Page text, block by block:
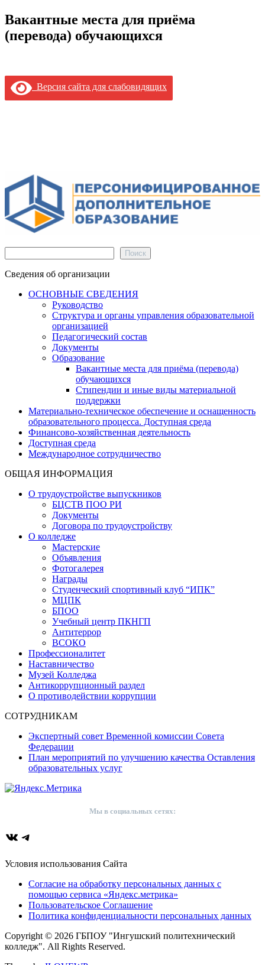
Вакантные места для приёма
(перевода) обучающихся
Версия сайта для слабовидящих
Поиск
Сведения об организации
ОСНОВНЫЕ СВЕДЕНИЯ
Руководство
Структура и органы управления образовательной
организацией
Педагогический состав
Документы
Образование
Вакантные места для приёма (перевода)
обучающихся
Стипендии и иные виды материальной
поддержки
Материально-техническое обеспечение и оснащенность
образовательного процесса. Доступная среда
Финансово-хозяйственная деятельность
Доступная среда
Международное сотрудничество
ОБЩАЯ ИНФОРМАЦИЯ
О трудоустройстве выпускников
БЦСТВ ПОО РИ
Документы
Договора по трудоустройству
О колледже
Мастерские
Объявления
Фотогалерея
Награды
Студенческий спортивный клуб “ИПК”
МЦПК
БПОО
Учебный центр ПКНГП
Антитеррор
ВСОКО
Профессионалитет
Наставничество
Музей Колледжа
Антикоррупционный раздел
О противодействии коррупции
СОТРУДНИКАМ
Экспертный совет Временной комиссии Совета
Федерации
План мероприятий по улучшению качества Оставления
образовательных услуг
Мы в социальных сетях:
ВКонтакте
Telegram
Условия использования Сайта
Согласие на обработку персональных данных с
помощью сервиса «Яндекс.метрика»
Пользовательское Соглашение
Политика конфиденциальности персональных данных
Copyright © 2026 ГБПОУ "Ингушский политехнический
колледж". All Rights Reserved.